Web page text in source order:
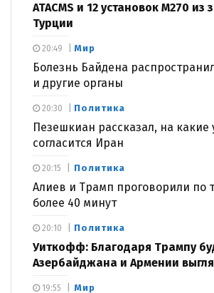
ATACMS и 12 установок M270 из
Турции
Мир
Болезнь Байдена
и другие органы
20:49
Политика
Пезешкиан рассказал, на какие
согласится Иран
20:30
Политика
Алиев и Трамп проговорили по
более 40 минут
20:15
Политика
Уиткофф: Благодаря Трампу
Азербайджана и Армении
20:10
Мир
19:55